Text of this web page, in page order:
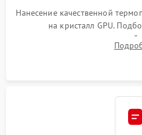
Нанесение качественной
на кристалл GPU.
термопрокладок
питания. Монтаж радиатора